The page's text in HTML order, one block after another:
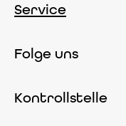
Service
Folge uns
Kontrollstelle